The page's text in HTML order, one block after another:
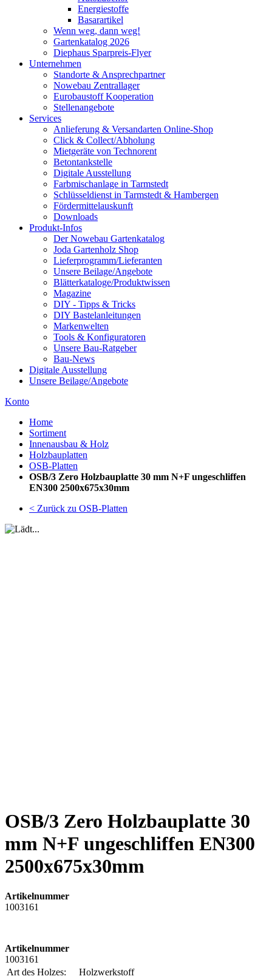
Energiestoffe
Basarartikel
Wenn weg, dann weg!
Gartenkatalog 2026
Diephaus Sparpreis-Flyer
Unternehmen
Standorte & Ansprechpartner
Nowebau Zentrallager
Eurobaustoff Kooperation
Stellenangebote
Services
Anlieferung & Versandarten Online-Shop
Click & Collect/Abholung
Mietgeräte von Technorent
Betontankstelle
Digitale Ausstellung
Farbmischanlage in Tarmstedt
Schlüsseldienst in Tarmstedt & Hambergen
Fördermittelauskunft
Downloads
Produkt-Infos
Der Nowebau Gartenkatalog
Joda Gartenholz Shop
Lieferprogramm/Lieferanten
Unsere Beilage/Angebote
Blätterkataloge/Produktwissen
Magazine
DIY - Tipps & Tricks
DIY Bastelanleitungen
Markenwelten
Tools & Konfiguratoren
Unsere Bau-Ratgeber
Bau-News
Digitale Ausstellung
Unsere Beilage/Angebote
Konto
Home
Sortiment
Innenausbau & Holz
Holzbauplatten
OSB-Platten
OSB/3 Zero Holzbauplatte 30 mm N+F ungeschliffen
EN300 2500x675x30mm
< Zurück zu OSB-Platten
OSB/3 Zero Holzbauplatte 30
mm N+F ungeschliffen EN300
2500x675x30mm
Artikelnummer
1003161
Artikelnummer
1003161
Art des Holzes:
Holzwerkstoff